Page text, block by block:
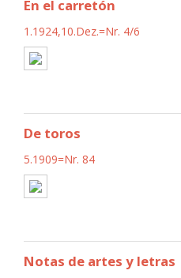
En el carretón
1.1924,10.Dez.=Nr. 4/6
De toros
5.1909=Nr. 84
Notas de artes y letras